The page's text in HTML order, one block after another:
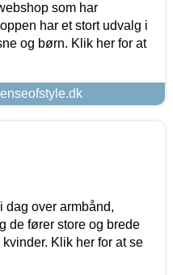
som har
har et stort udvalg i
og børn. Klik her for at
over armbånd,
de fører store og brede
Klik her for at se